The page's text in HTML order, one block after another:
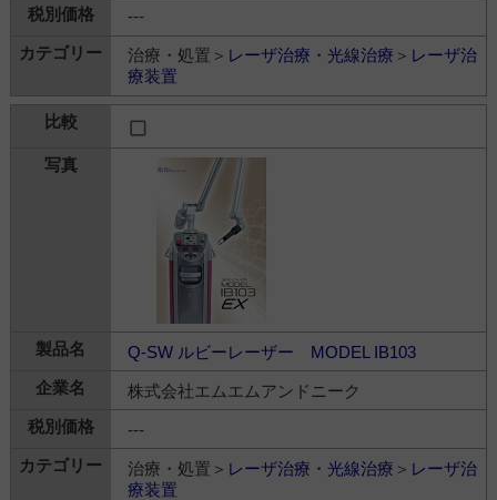
---
治療・処置＞ レーザ治療・光線治療 ＞ レーザ治
療装置
Q-SW ルビーレーザー MODEL IB103
株式会社エムエムアンドニーク
---
治療・処置＞ レーザ治療・光線治療 ＞ レーザ治
療装置